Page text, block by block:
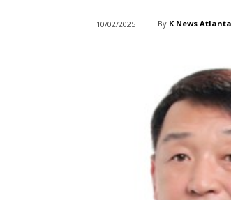
10/02/2025 By K News Atlanta